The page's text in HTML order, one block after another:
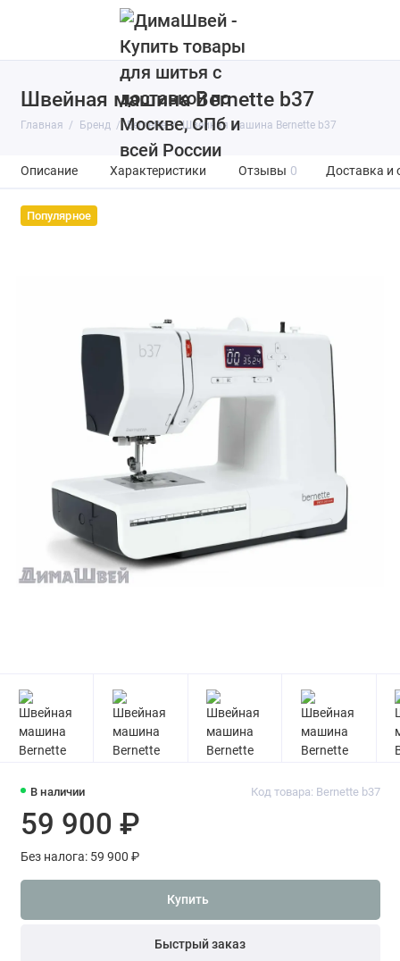
Швейная машина Bernette b37
Главная Бренд Bernette Швейная машина Bernette b37
Описание Характеристики Отзывы 0 Доставка и
Популярное
В наличии Код товара: Bernette b37
59 900 ₽
Без налога: 59 900 ₽
Купить
Быстрый заказ